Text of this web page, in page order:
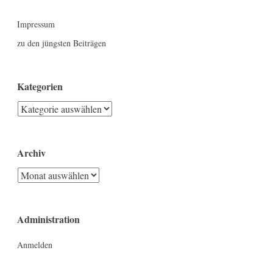
Impressum
zu den jüngsten Beiträgen
Kategorien
Kategorien
Archiv
Archiv
Administration
Anmelden